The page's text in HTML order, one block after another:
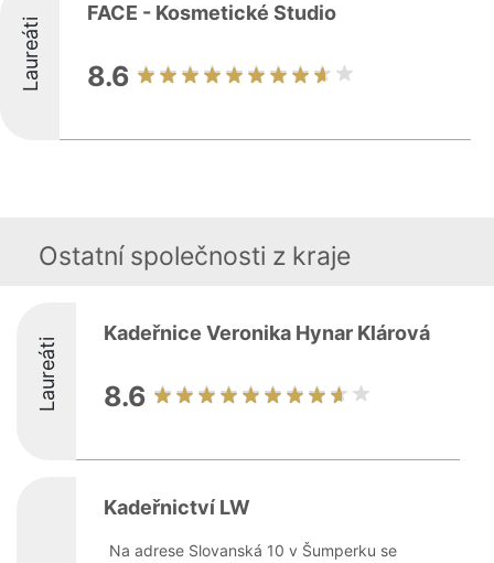
Laureáti
FACE - Kosmetické Studio
8.6
Ostatní společnosti z kraje
Laureáti
Kadeřnice Veronika Hynar Klárová
8.6
Kadeřnictví LW
Na adrese Slovanská 10 v Šumperku se